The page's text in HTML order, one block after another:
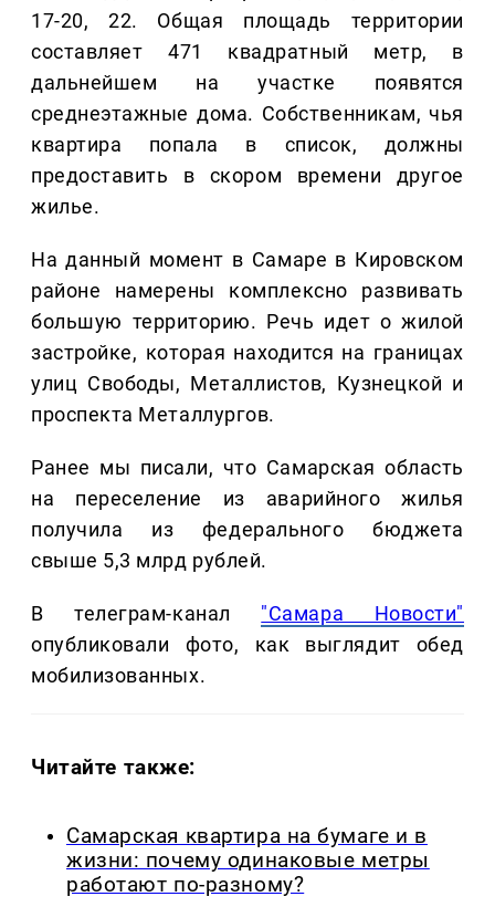
17-20, 22. Общая площадь территории
составляет 471 квадратный метр, в
дальнейшем на участке появятся
среднеэтажные дома. Собственникам, чья
квартира попала в список, должны
предоставить в скором времени другое
жилье.
На данный момент в Самаре в Кировском
районе намерены комплексно развивать
большую территорию. Речь идет о жилой
застройке, которая находится на границах
улиц Свободы, Металлистов, Кузнецкой и
проспекта Металлургов.
Ранее мы писали, что Самарская область
на переселение из аварийного жилья
получила из федерального бюджета
свыше 5,3 млрд рублей.
В телеграм-канал "Самара Новости"
опубликовали фото, как выглядит обед
мобилизованных.
Читайте также:
Самарская квартира на бумаге и в
жизни: почему одинаковые метры
работают по-разному?